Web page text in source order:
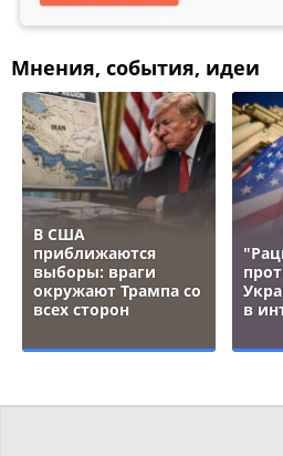
Мнения, события, идеи
В США
приближаются
выборы: враги
окружают Трампа со
всех сторон
в